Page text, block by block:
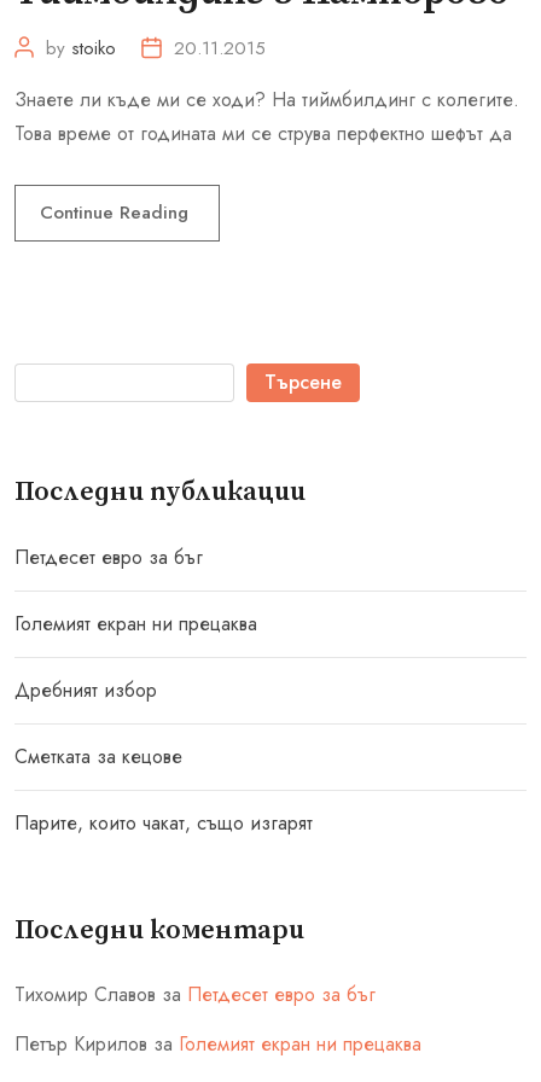
by stoiko 20.11.2015
Знаете ли къде ми се ходи? На тиймбилдинг с колегите.
Това време от годината ми се струва перфектно шефът да
Continue Reading
Търсене
Последни публикации
Петдесет евро за бъг
Големият екран ни прецаква
Дребният избор
Сметката за кецове
Парите, които чакат, също изгарят
Последни коментари
Тихомир Славов за Петдесет евро за бъг
Петър Кирилов за Големият екран ни прецаква